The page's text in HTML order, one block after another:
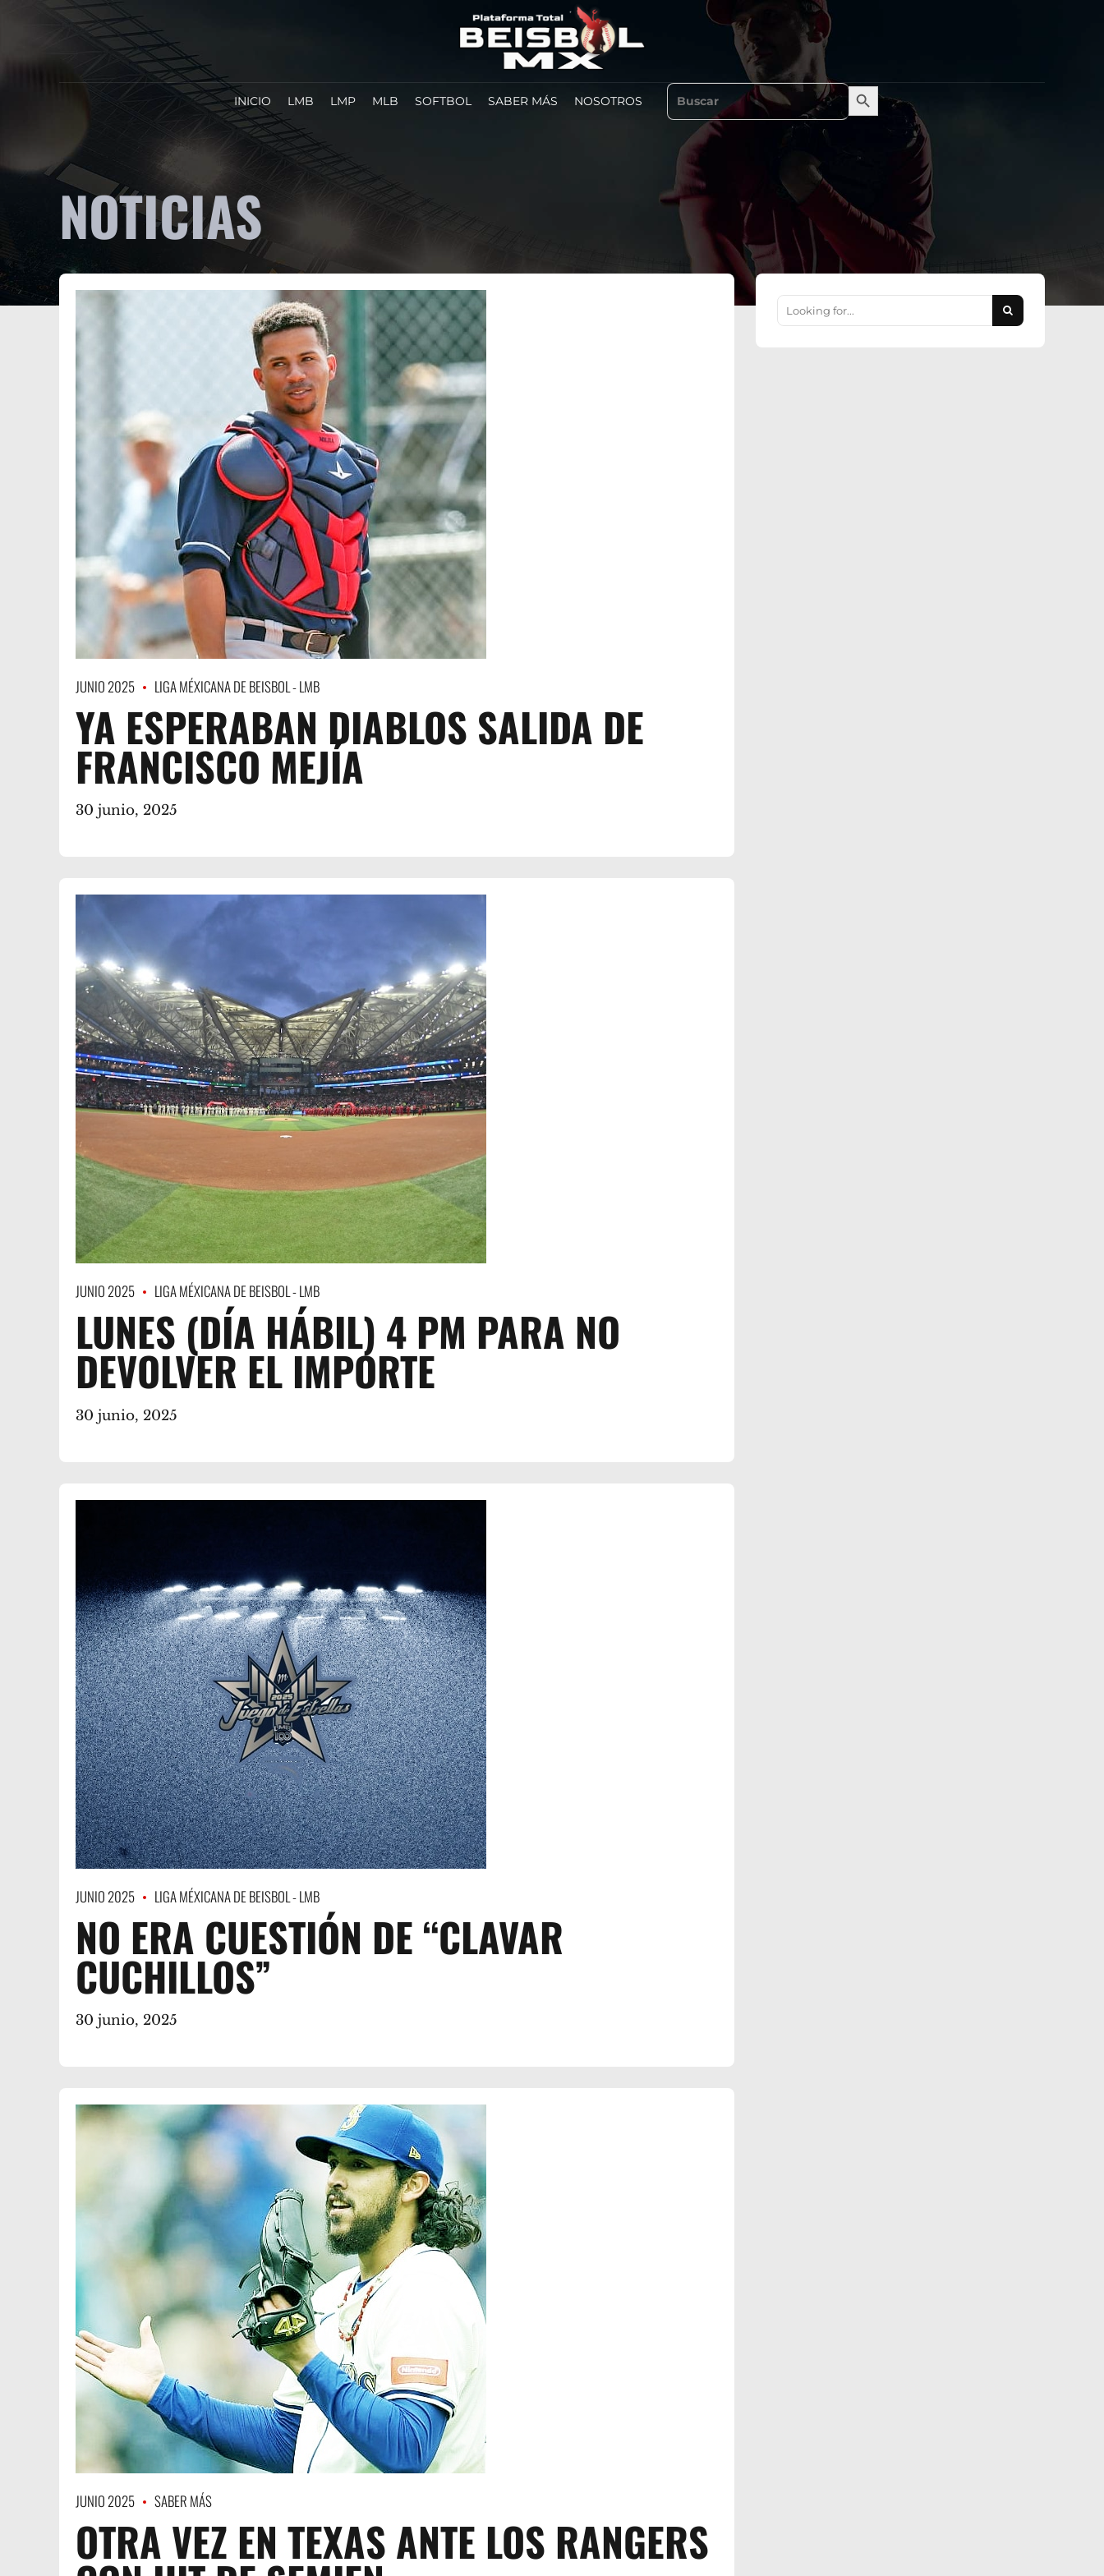
INICIO LMB LMP MLB SOFTBOL SABER MÁS NOSOTROS
Search
for:
Search Button
NOTICIAS
JUNIO 2025 LIGA MÉXICANA DE BEISBOL - LMB
YA ESPERABAN DIABLOS SALIDA DE
FRANCISCO MEJÍA
30 junio, 2025
JUNIO 2025 LIGA MÉXICANA DE BEISBOL - LMB
LUNES (DÍA HÁBIL) 4 PM PARA NO
DEVOLVER EL IMPORTE
30 junio, 2025
JUNIO 2025 LIGA MÉXICANA DE BEISBOL - LMB
NO ERA CUESTIÓN DE “CLAVAR
CUCHILLOS”
30 junio, 2025
JUNIO 2025 SABER MÁS
OTRA VEZ EN TEXAS ANTE LOS RANGERS